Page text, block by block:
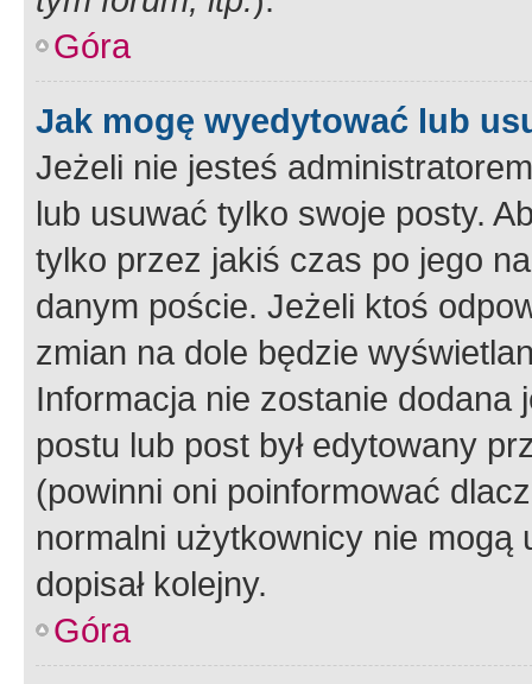
Góra
Jak mogę wyedytować lub
Jeżeli nie jesteś
lub usuwać tylko swoje posty.
tylko przez jakiś czas po jego
danym poście. Jeżeli ktoś
zmian na dole będzie
Informacja nie zostanie dodana
postu lub post był edytowany
(powinni oni poinformować
normalni użytkownicy nie
dopisał kolejny.
Góra